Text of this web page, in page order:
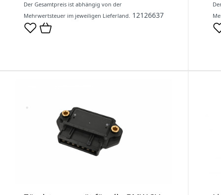
Der Gesamtpreis ist abhängig von der
Mehrwertsteuer im jeweiligen Lieferland. 12126637